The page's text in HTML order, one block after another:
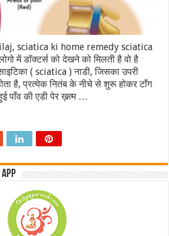
sciatica ki home remedy sciatica
में डॉक्टर्स को देखने को मिलती है वो है
( sciatica ) नाडी, जिसका उपरी
है, प्रत्येक नितंब के नीचे से शुरू होकर टाँग
पाँव की एडी पेर ख़त्म …